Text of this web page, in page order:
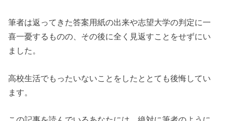
筆者は返ってきた答案用紙の出来や志望大学の判定に一
喜一憂するものの、その後に全く見返すことをせずにい
ました。
高校生活でもったいないことをしたととても後悔してい
ます。